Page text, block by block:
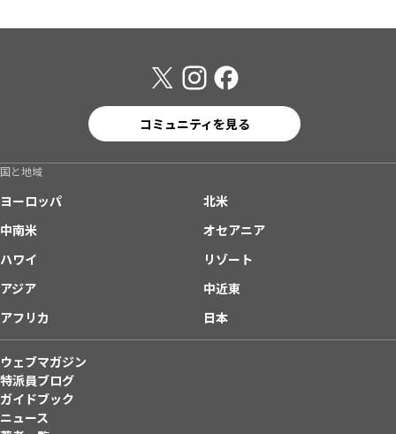
コミュニティを見る
国と地域
ヨーロッパ
北米
中南米
オセアニア
ハワイ
リゾート
アジア
中近東
アフリカ
日本
ウェブマガジン
特派員ブログ
ガイドブック
ニュース